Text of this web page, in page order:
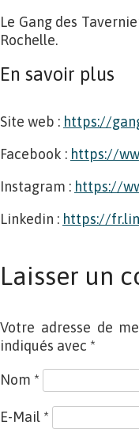
Le Gang des
Rochelle.
En savoir plus
Site web : https://
Facebook : https://
Instagram : https://
Linkedin : https://
Laisser un
Votre adresse de
indiqués avec *
Nom *
E-Mail *